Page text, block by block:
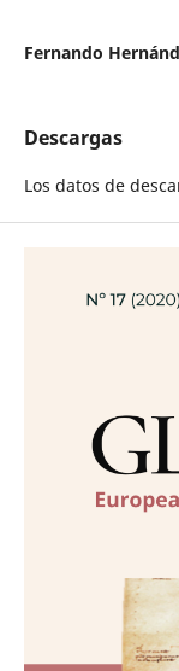
Fernando
Descargas
Los datos de